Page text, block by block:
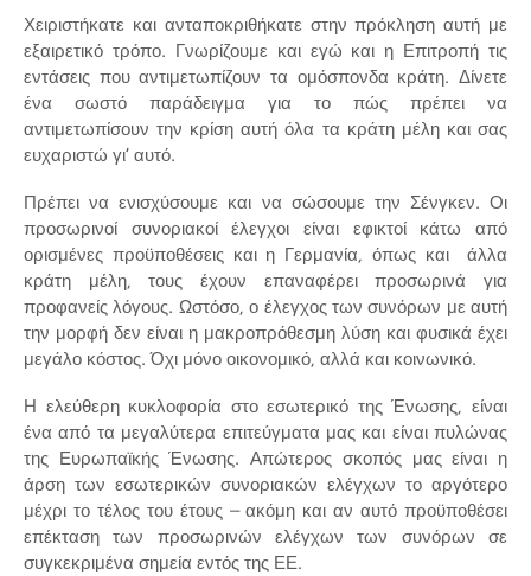
Χειριστήκατε και ανταποκριθήκατε στην πρόκληση αυτή με
εξαιρετικό τρόπο. Γνωρίζουμε και εγώ και η Επιτροπή τις
εντάσεις που αντιμετωπίζουν τα ομόσπονδα κράτη. Δίνετε
ένα σωστό παράδειγμα για το πώς πρέπει να
αντιμετωπίσουν την κρίση αυτή όλα τα κράτη μέλη και σας
ευχαριστώ γι’ αυτό.
Πρέπει να ενισχύσουμε και να σώσουμε την Σένγκεν. Οι
προσωρινοί συνοριακοί έλεγχοι είναι εφικτοί κάτω από
ορισμένες προϋποθέσεις και η Γερμανία, όπως και άλλα
κράτη μέλη, τους έχουν επαναφέρει προσωρινά για
προφανείς λόγους. Ωστόσο, ο έλεγχος των συνόρων με αυτή
την μορφή δεν είναι η μακροπρόθεσμη λύση και φυσικά έχει
μεγάλο κόστος. Όχι μόνο οικονομικό, αλλά και κοινωνικό.
Η ελεύθερη κυκλοφορία στο εσωτερικό της Ένωσης, είναι
ένα από τα μεγαλύτερα επιτεύγματα μας και είναι πυλώνας
της Ευρωπαϊκής Ένωσης. Απώτερος σκοπός μας είναι η
άρση των εσωτερικών συνοριακών ελέγχων το αργότερο
μέχρι το τέλος του έτους – ακόμη και αν αυτό προϋποθέσει
επέκταση των προσωρινών ελέγχων των συνόρων σε
συγκεκριμένα σημεία εντός της ΕΕ.